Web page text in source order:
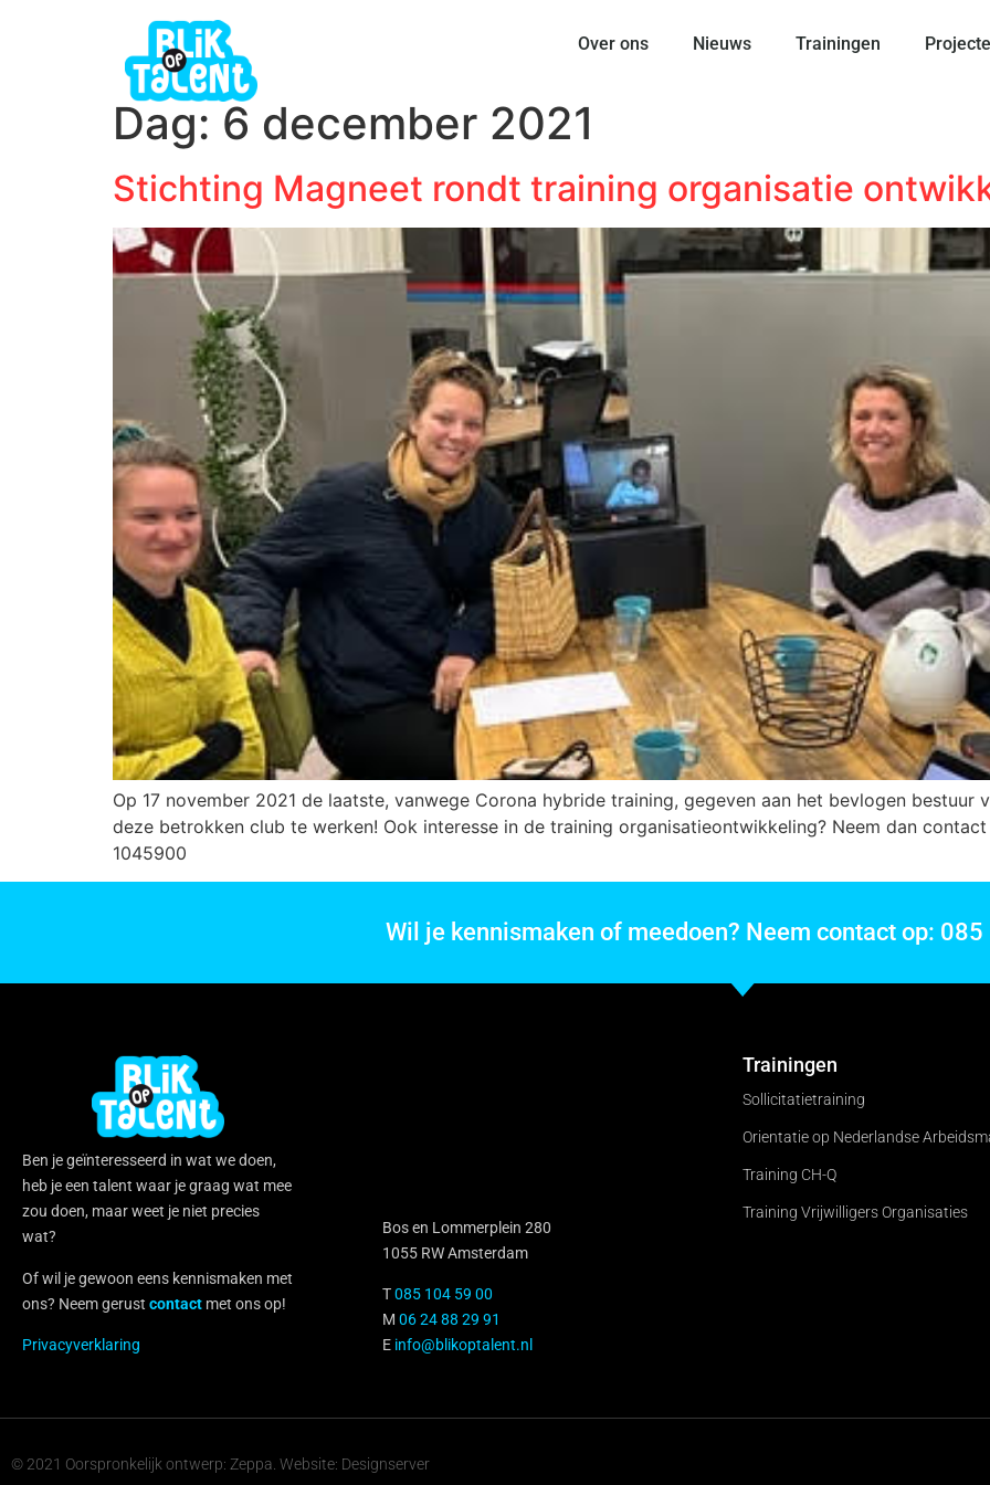
Over ons Nieuws Trainingen
Dag: 6 december 2021
Stichting Magneet rondt training organisatie
Op 17 november 2021 de laatste, vanwege Corona hybride training, gegeven aan het bevlogen bestuur
deze betrokken club te werken! Ook interesse in de training organisatieontwikkeling? Neem dan
1045900
Wil je kennismaken of meedoen? Neem contact op:
Ben je geïnteresseerd in wat we doen,
heb je een talent waar je graag wat mee
zou doen, maar weet je niet precies
wat?
Of wil je gewoon eens kennismaken met
ons? Neem gerust contact met ons op!
Privacyverklaring
Bos en Lommerplein 280
1055 RW Amsterdam
T085 104 59 00
M 06 24 88 29 91
E info@blikoptalent.nl
Trainingen
Sollicitatietraining
Orientatie op Nederlandse
Training CH-Q
Training Vrijwilligers Organisaties
© 2021 Oorspronkelijk ontwerp: Zeppa. Website: Designserver